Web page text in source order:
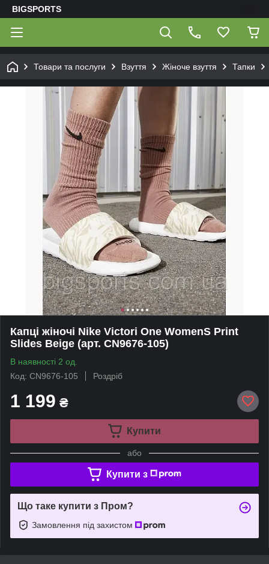
BIGSPORTS
Товари та послуги Взуття Жіноче взуття Тапки
Капці жіночі Nike Victori One WomenS Print
Slides Beige (арт. CN9676-105)
В наявності 2 од.
Код: CN9676-105
Роздріб
1 199 ₴
Купити
або
Купити з
Що таке купити з Пром?
Замовлення під захистом